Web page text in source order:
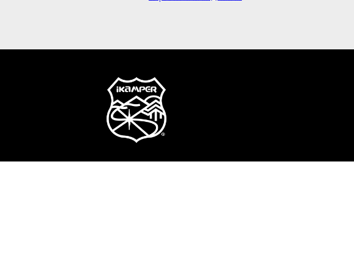
© 2016-2025 Официальный партнер iKamper в России и СНГ